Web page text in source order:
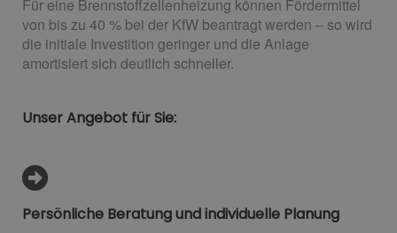
Für eine Brennstoffzellenheizung können Fördermittel
von bis zu 40 % bei der KfW beantragt werden – so wird
die initiale Investition geringer und die Anlage
amortisiert sich deutlich schneller.
Unser Angebot für Sie:
Persönliche Beratung und individuelle Planung